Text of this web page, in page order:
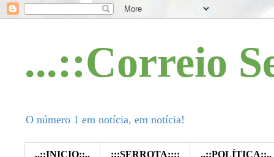
...::Correio
O número 1 em notícia, em notícia!
..::INICIO::.. :::SERROTA:::: ..::POLÍTICA::..